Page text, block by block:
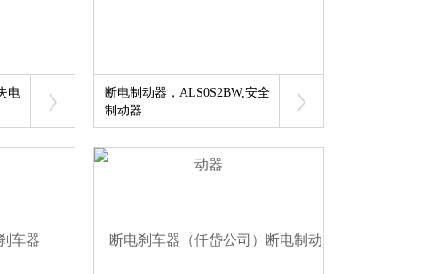
电
断电制动器，ALS0S2BW,安全
制动器